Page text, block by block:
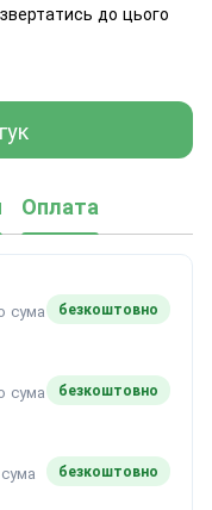
до цього
Оплата
сума
безкоштовно
сума
безкоштовно
безкоштовно